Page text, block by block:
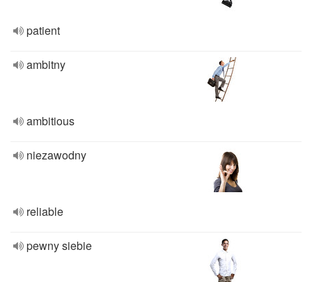
patient
ambitny
ambitious
niezawodny
reliable
pewny siebie